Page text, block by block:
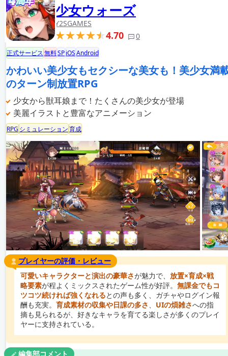
少女ウォーズ
Y2SGAMES
4.70 0
正式サービス無料SPiOSAndroid
かわいい美少女もセクシーな美女も！美少女満
のターン制放置RPG
少女から獣耳娘まで！たくさんの美少女が登場
美麗イラストと豊富なアニメーション
RPG シミュレーション育成
プレイヤーの評価・レビュー
可愛いキャラクターと演出の豪華さが魅力で、 放置×育成×戦
略要素が程よくミックスされたゲーム性が好評。 無課金でもコ
ツコツ続ければ強くなれるとの声も多く、ガチャやログイン報
酬も充実。 育成素材の収集や日課の多さ、 UIの煩雑さへの指
摘も見られるが、好きなキャラを育てる楽しさが多くのプレイ
ヤーに支持されている。
編集部コメント